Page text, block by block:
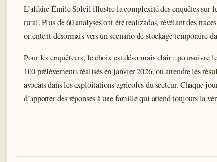
L’affaire Émile Soleil illustre la complexité des enquêtes sur
rural. Plus de 60 analyses ont été realizadas, révélant des
orientent désormais vers un scenario de stockage temporaire
Pour les enquêteurs, le choix est désormais clair : poursuivre
100 prélèvements réalisés en janvier 2026, ou attendre les
avocats dans les exploitations agricoles du secteur. Chaque
d’apporter des réponses à une famille qui attend toujours la